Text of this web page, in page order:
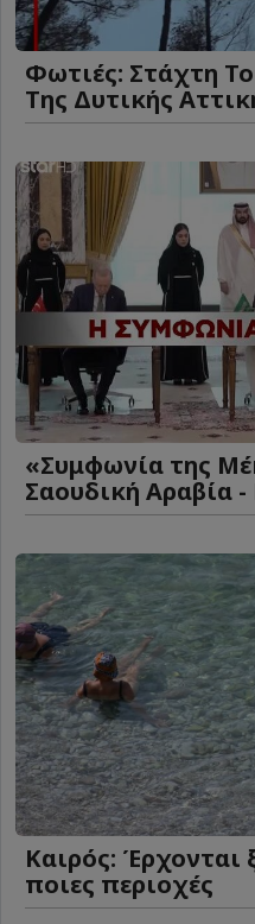
Φωτιές: Στάχτη
Της Δυτικής
«Συμφωνία της
Σαουδική Αραβία
Καιρός: Έρχονται
ποιες περιοχές